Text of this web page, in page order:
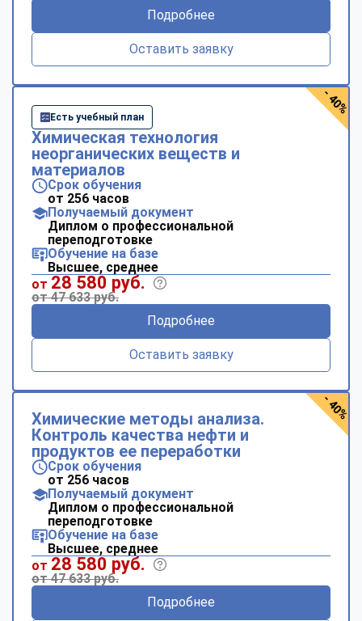
Подробнее
Оставить заявку
Есть учебный план
Химическая технология
неорганических веществ и
материалов
Срок обучения
от 256 часов
Получаемый документ
Диплом о профессиональной
переподготовке
Обучение на базе
Высшее, среднее
от 28 580 руб.
от 47 633 руб.
Подробнее
Оставить заявку
- 40%
Химические методы анализа.
Контроль качества нефти и
продуктов ее переработки
Срок обучения
от 256 часов
Получаемый документ
Диплом о профессиональной
переподготовке
Обучение на базе
Высшее, среднее
от 28 580 руб.
от 47 633 руб.
Подробнее
- 40%